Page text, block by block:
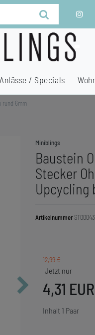
Anlässe / Specials
rund 6mm
Miniblings
Baustein
Stecker
Upcycling
ArtikelnummerST00043
12,99 €
4,31
Inhalt 1 Paar